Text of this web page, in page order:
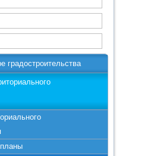
градостроительства